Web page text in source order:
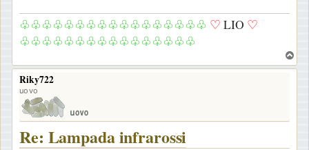
g
g
o
♧♧♧♧♧♧♧♧♧♧♧♧♧♧♧♧♧ ♡ LIO ♡
♧♧♧♧♧♧♧♧♧♧♧♧♧♧♧♧
o
Riky722
uovo
Re: Lampada infrarossi